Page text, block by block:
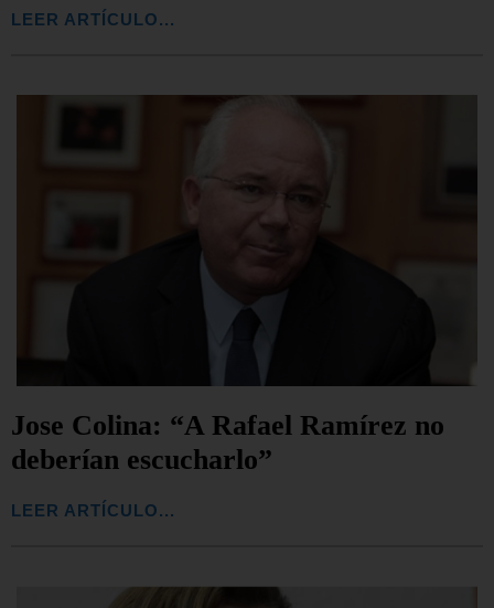
LEER ARTÍCULO...
Jose Colina: “A Rafael Ramírez no
deberían escucharlo”
LEER ARTÍCULO...